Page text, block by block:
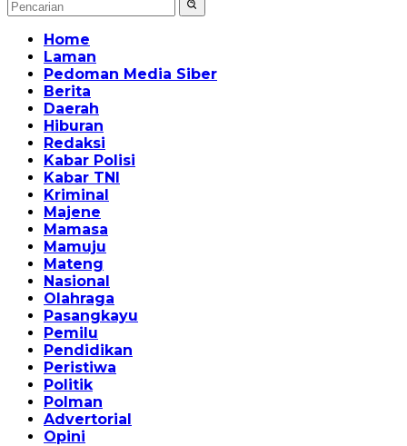
Home
Laman
Pedoman Media Siber
Berita
Daerah
Hiburan
Redaksi
Kabar Polisi
Kabar TNI
Kriminal
Majene
Mamasa
Mamuju
Mateng
Nasional
Olahraga
Pasangkayu
Pemilu
Pendidikan
Peristiwa
Politik
Polman
Advertorial
Opini